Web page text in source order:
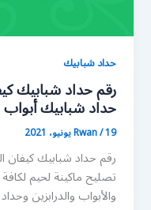
حداد شبابيك
حداد شبابيك
Rwan/19 يونيو، 2021
رقم حداد شبابيك
تصليح ماكينة لحيم
والأبواب والدرابزين وحداد